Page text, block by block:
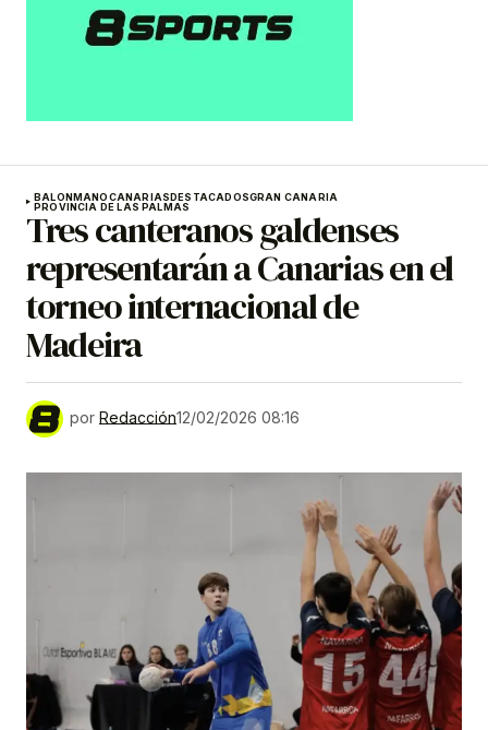
BALONMANOCANARIASDESTACADOSGRAN CANARIA
PROVINCIA DE LAS PALMAS
Tres canteranos galdenses
representarán a Canarias en el
torneo internacional de
Madeira
por Redacción12/02/2026 08:16